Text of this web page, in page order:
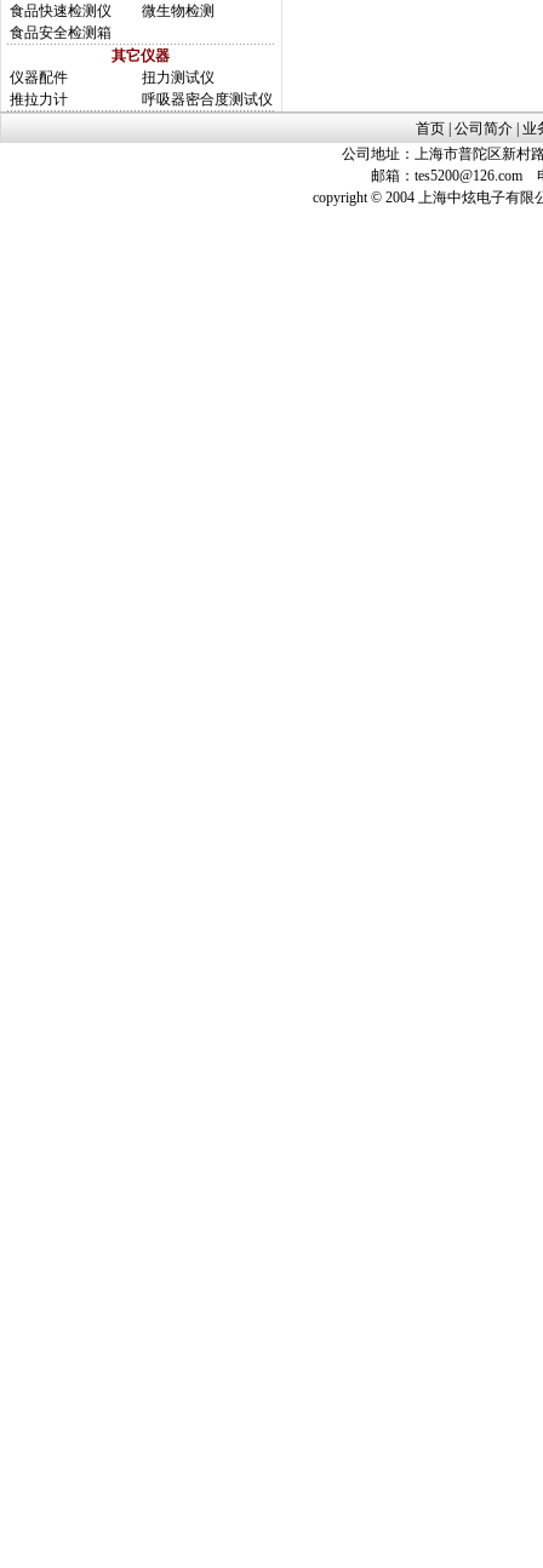
食品快速检测仪
微生物检测
食品安全检测箱
其它仪器
仪器配件
扭力测试仪
推拉力计
呼吸器密合度测试仪
首页 公司简介 业
公司地址：上海市普陀区新村
邮箱： tes5200@126.com电
copyright © 2004 上海中炫电子有